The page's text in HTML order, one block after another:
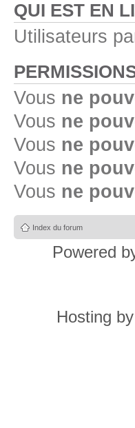
QUI EST EN
Utilisateurs
Vous ne
Vous ne
Vous ne
Vous ne
Vous ne
Index du forum
Powered
Hosting by